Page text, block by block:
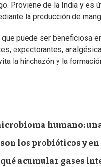
Proviene de la India y es
la producción de
puede ser beneficiosa
expectorantes,
la hinchazón y la
humano:
los probióticos y
acumular gases